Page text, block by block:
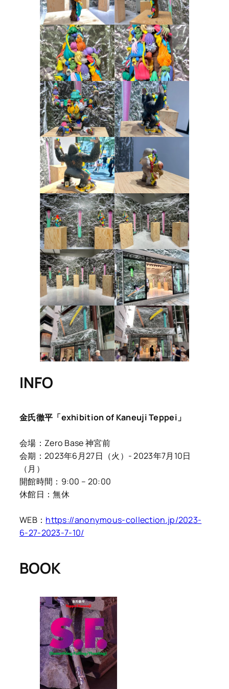
INFO
金氏徹平「exhibition of Kaneuji Teppei」
会場：Zero Base 神宮前
会期：2023年6月27日（火）- 2023年7月10日
（月）
開館時間：9:00 – 20:00
休館日：無休
WEB： https://anonymous-collection.jp/2023-
6-27-2023-7-10/
BOOK